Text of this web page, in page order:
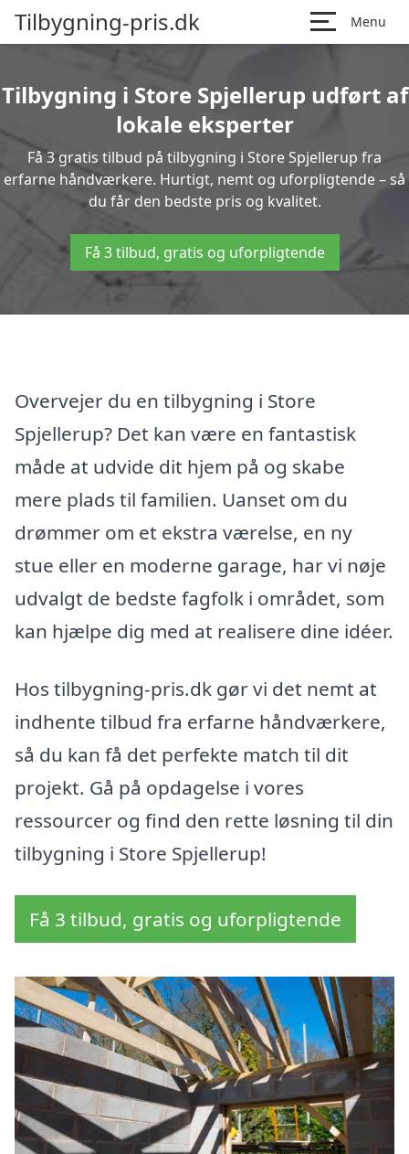
Tilbygning-pris.dk Menu
Tilbygning i Store Spjellerup udført af
lokale eksperter
Få 3 gratis tilbud på tilbygning i Store Spjellerup fra
erfarne håndværkere. Hurtigt, nemt og uforpligtende – så
du får den bedste pris og kvalitet.
Få 3 tilbud, gratis og uforpligtende
Overvejer du en tilbygning i Store
Spjellerup? Det kan være en fantastisk
måde at udvide dit hjem på og skabe
mere plads til familien. Uanset om du
drømmer om et ekstra værelse, en ny
stue eller en moderne garage, har vi nøje
udvalgt de bedste fagfolk i området, som
kan hjælpe dig med at realisere dine idéer.
Hos tilbygning-pris.dk gør vi det nemt at
indhente tilbud fra erfarne håndværkere,
så du kan få det perfekte match til dit
projekt. Gå på opdagelse i vores
ressourcer og find den rette løsning til din
tilbygning i Store Spjellerup!
Få 3 tilbud, gratis og uforpligtende